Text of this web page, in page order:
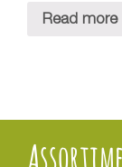
Read more